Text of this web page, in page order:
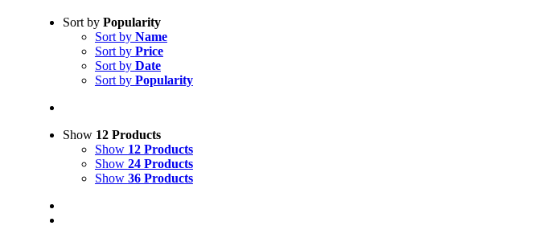
Sort by Popularity
Sort by Name
Sort by Price
Sort by Date
Sort by Popularity
Show 12 Products
Show 12 Products
Show 24 Products
Show 36 Products